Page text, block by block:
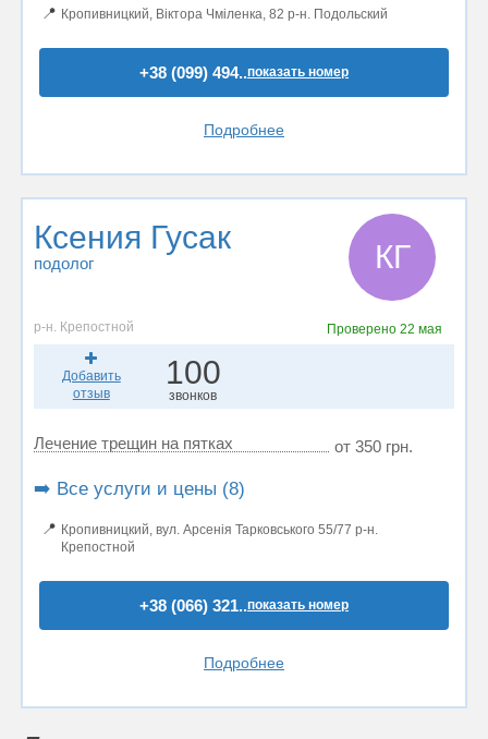
📍 Кропивницкий, Віктора Чміленка, 82 р-н. Подольский
+38 (099) 494..показать номер
Подробнее
Ксения Гусак
подолог КГ
р-н. Крепостной Проверено 22 мая
Добавить
отзыв
100
звонков
Лечение трещин на пятках от 350 грн.
➡️ Все услуги и цены (8)
📍 Кропивницкий, вул. Арсенія Тарковського 55/77 р-н.
Крепостной
+38 (066) 321..показать номер
Подробнее